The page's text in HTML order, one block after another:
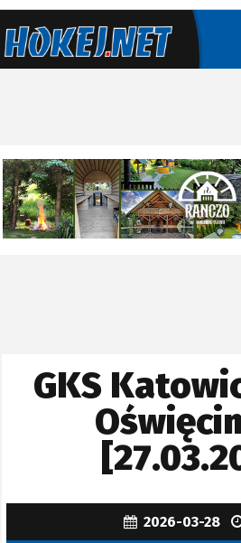
GKS
2026-03-28